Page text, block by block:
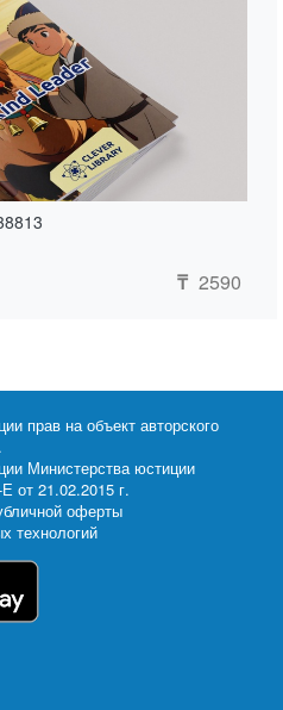
₸ 2590
прав на объект авторского
Министерства юстиции
от 21.02.2015 г.
оферты
технологий